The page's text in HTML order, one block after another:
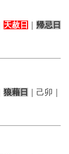
天赦日
帰忌日
狼藉日
｜己卯｜